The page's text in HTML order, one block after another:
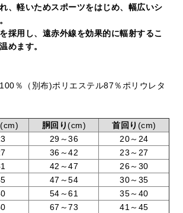
、軽いためスポーツをはじめ、幅広いシ
採用し、遠赤外線を効果的に輻射するこ
めます。
100％（別布)ポリエステル87％ポリウレタ
(cm) 胴回り(cm) 首回り (cm)
29～36
20～24
36～42
23～27
42～47
26～30
47～54
30～35
54～61
35～40
67～73
41～45